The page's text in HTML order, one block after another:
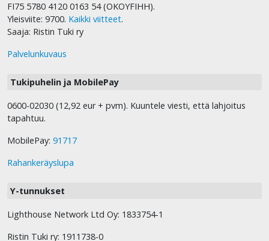
FI75 5780 4120 0163 54 (OKOYFIHH).
Yleisviite: 9700. Kaikki viitteet.
Saaja: Ristin Tuki ry
Palvelunkuvaus
Tukipuhelin ja MobilePay
0600-02030 (12,92 eur + pvm). Kuuntele viesti, että lahjoitus
tapahtuu.
MobilePay: 91717
Rahankeräyslupa
Y-tunnukset
Lighthouse Network Ltd Oy: 1833754-1
Ristin Tuki ry: 1911738-0